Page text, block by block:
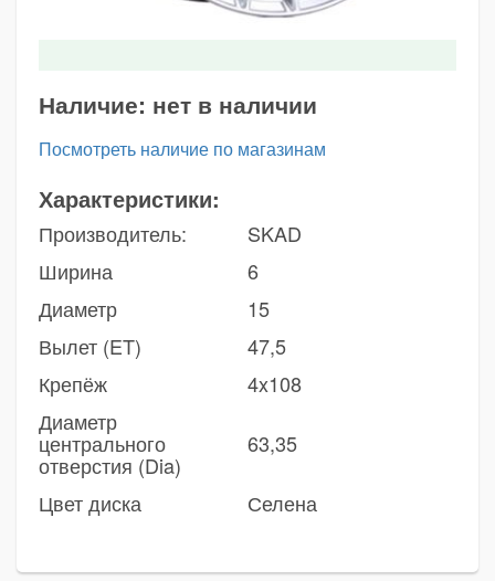
Наличие: нет в наличии
Посмотреть наличие по магазинам
Характеристики:
Производитель:
SKAD
Ширина
6
Диаметр
15
Вылет (ET)
47,5
Крепёж
4x108
Диаметр
центрального
отверстия (Dia)
63,35
Цвет диска Селена